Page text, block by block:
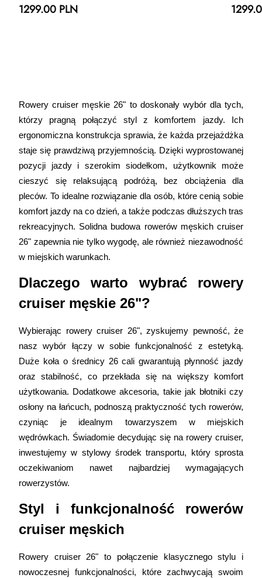
1299.00 PLN
Rowery cruiser męskie 26" to doskonały wybór dla tych,
którzy pragną połączyć styl z komfortem jazdy. Ich
ergonomiczna konstrukcja sprawia, że każda przejażdżka
staje się prawdziwą przyjemnością. Dzięki wyprostowanej
pozycji jazdy i szerokim siodełkom, użytkownik może
cieszyć się relaksującą podróżą, bez obciążenia dla
pleców. To idealne rozwiązanie dla osób, które cenią sobie
komfort jazdy na co dzień, a także podczas dłuższych tras
rekreacyjnych. Solidna budowa rowerów męskich cruiser
26" zapewnia nie tylko wygodę, ale również niezawodność
w miejskich warunkach.
Dlaczego warto wybrać rowery
cruiser męskie 26"?
Wybierając rowery cruiser 26", zyskujemy pewność, że
nasz wybór łączy w sobie funkcjonalność z estetyką.
Duże koła o średnicy 26 cali gwarantują płynność jazdy
oraz stabilność, co przekłada się na większy komfort
użytkowania. Dodatkowe akcesoria, takie jak błotniki czy
osłony na łańcuch, podnoszą praktyczność tych rowerów,
czyniąc je idealnym towarzyszem w miejskich
wędrówkach. Świadomie decydując się na rowery cruiser,
inwestujemy w stylowy środek transportu, który sprosta
oczekiwaniom nawet najbardziej wymagających
rowerzystów.
Styl i funkcjonalność rowerów
cruiser męskich
Rowery cruiser 26" to połączenie klasycznego stylu i
nowoczesnej funkcjonalności, które zachwycają swoim